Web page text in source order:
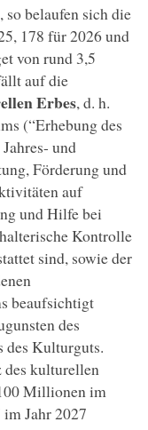
belaufen sich die
178 für 2026 und
von rund 3,5
auf die
Erbes, d. h.
(“Erhebung des
und
Förderung und
auf
und Hilfe bei
Kontrolle
sind, sowie der
beaufsichtigt
des
des Kulturguts.
kulturellen
Millionen im
Jahr 2027